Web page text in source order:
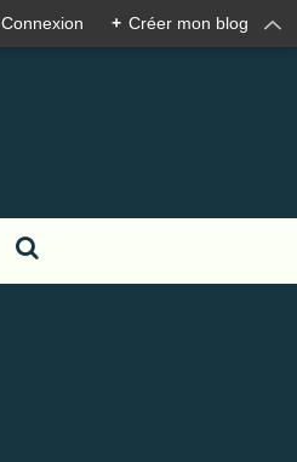
Connexion + Créer mon blog